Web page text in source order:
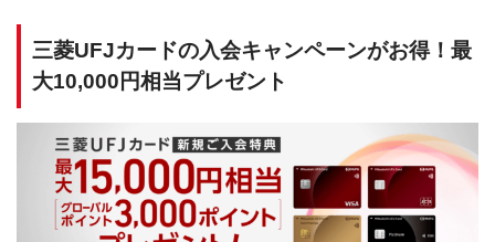
三菱UFJカードの入会キャンペーンがお得！最
大10,000円相当プレゼント